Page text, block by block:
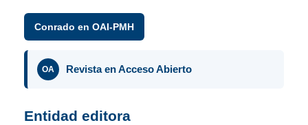
Conrado en OAI-PMH
OA Revista en Acceso Abierto
Entidad editora